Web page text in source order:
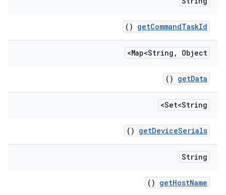
getCommandTaskId
()
Map<String , Object>
getData
()
Set<String>
getDeviceSerials
()
String
getHostName
()